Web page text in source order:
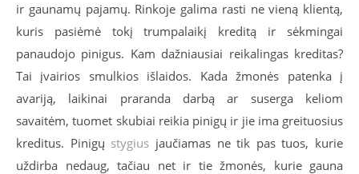
ir gaunamų pajamų. Rinkoje galima rasti ne vieną klientą,
kuris pasiėmė tokį trumpalaikį kreditą ir sėkmingai
panaudojo pinigus. Kam dažniausiai reikalingas kreditas?
Tai įvairios smulkios išlaidos. Kada žmonės patenka į
avariją, laikinai praranda darbą ar suserga keliom
savaitėm, tuomet skubiai reikia pinigų ir jie ima greituosius
kreditus. Pinigų stygius jaučiamas ne tik pas tuos, kurie
uždirba nedaug, tačiau net ir tie žmonės, kurie gauna